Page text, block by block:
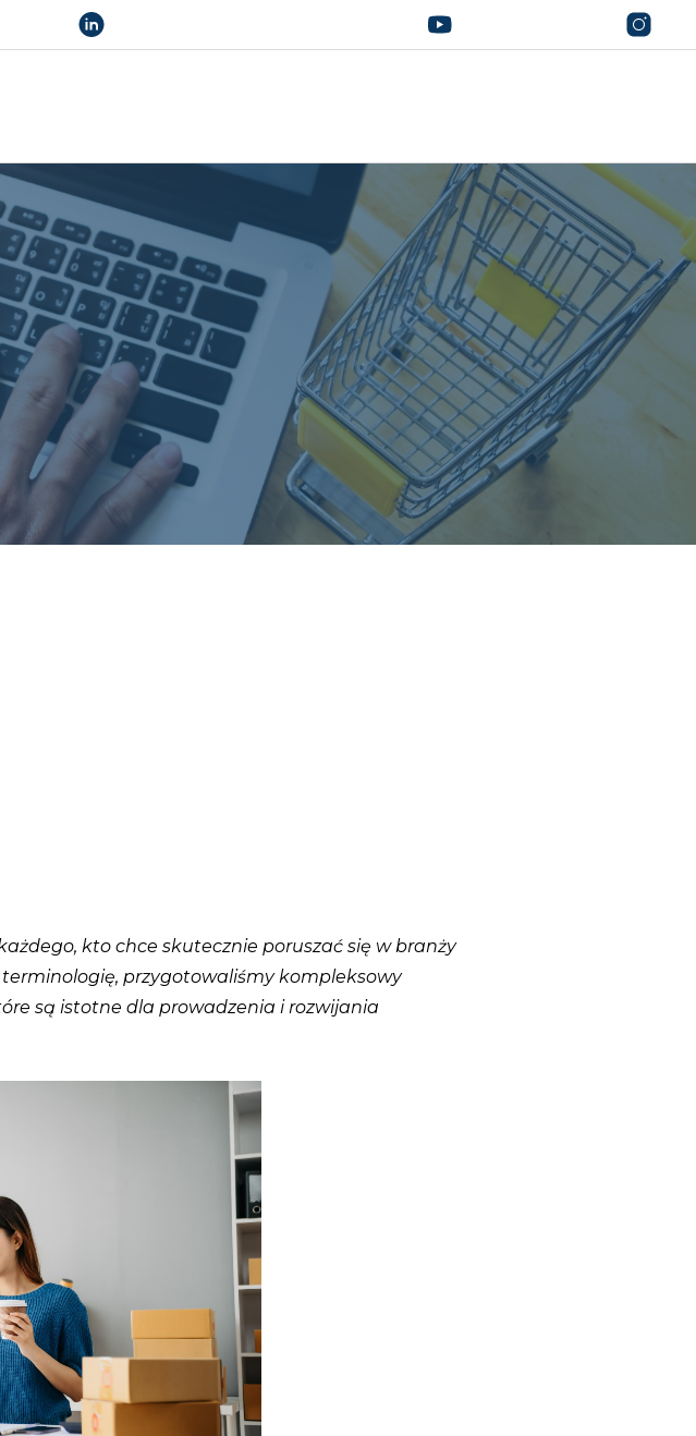
kto chce skutecznie poruszać się w branży
przygotowaliśmy kompleksowy
są istotne dla prowadzenia i rozwijania